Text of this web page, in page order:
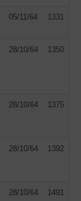
05/11/64 1331
28/10/64 1350
28/10/64 1375
28/10/64 1392
28/10/64 1491